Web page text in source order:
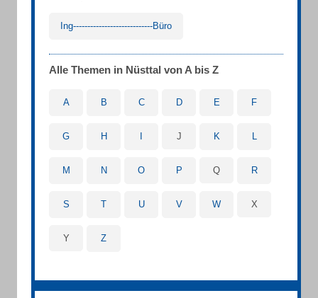
Ing----------------------------Büro
Alle Themen in Nüsttal von A bis Z
A B C D E F
G H J K L
M N O P Q R
S T U V W X
Y Z